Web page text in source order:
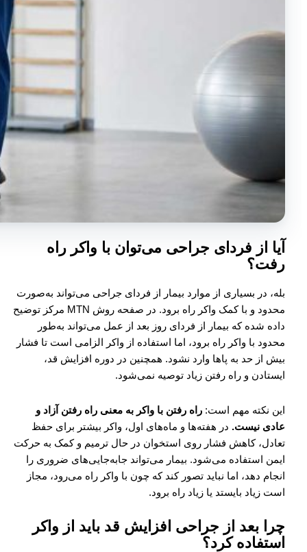
آیا از فردای جراحی می‌توان با واکر راه
رفت؟
بله، در بسیاری از موارد بیمار از فردای جراحی می‌تواند به‌صورت
محدود و با کمک واکر راه برود. در صفحه روش MTN مرکز توضیح
داده شده که بیمار از فردای روز بعد از عمل می‌تواند به‌طور
محدود با واکر راه برود، اما استفاده از واکر الزامی است تا فشار
بیش از حد به پاها وارد نشود. همچنین در دوره افزایش قد،
ایستادن و راه رفتن زیاد توصیه نمی‌شود.
این نکته مهم است:راه رفتن با واکر به معنی راه رفتن آزاد و
عادی نیست.در هفته‌ها و ماه‌های اول، واکر بیشتر برای حفظ
تعادل، کاهش فشار روی استخوان در حال ترمیم و کمک به حرکت
ایمن استفاده می‌شود. بیمار می‌تواند جابه‌جایی‌های ضروری را
انجام دهد، اما نباید تصور کند که چون با واکر راه می‌رود، مجاز
است زیاد بایستد یا زیاد راه برود.
چرا بعد از جراحی افزایش قد باید از واکر
استفاده کرد؟